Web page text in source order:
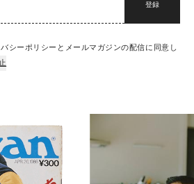
登録
シーポリシーとメールマガジンの配信に同意し